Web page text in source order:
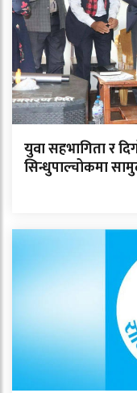
युवा सहभागिता र
सिन्धुपाल्चोकमा